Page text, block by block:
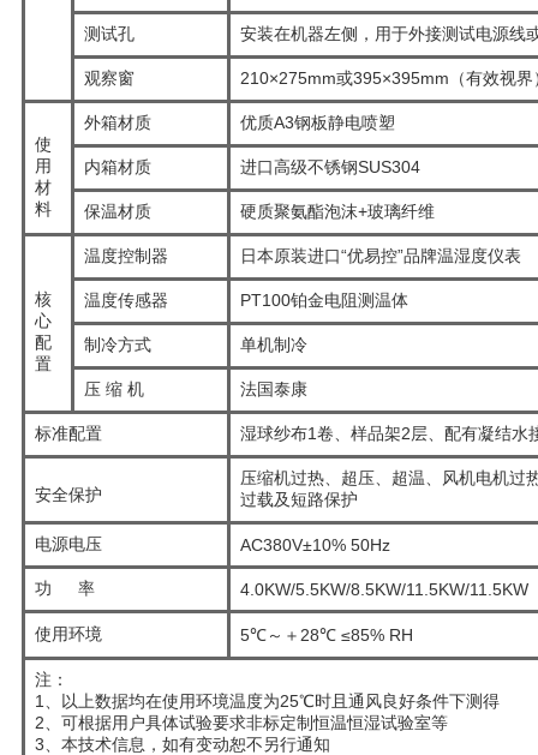
测试孔 安装在机器左侧，用于外接测试电源线
观察窗 210×275mm或395×395mm（有效视界
使
用
材
料
外箱材质 优质A3钢板静电喷塑
内箱材质 进口高级不锈钢SUS304
保温材质 硬质聚氨酯泡沫+玻璃纤维
核
心
配
置
温度控制器 日本原装进口“优易控”品牌温湿度仪表
温度传感器 PT100铂金电阻测温体
制冷方式 单机制冷
压 缩 机 法国泰康
标准配置 湿球纱布1卷、样品架2层、配有凝结水
安全保护
压缩机过热、超压、超温、风机电机过
过载及短路保护
电源电压 AC380V±10% 50Hz
功 率 4.0KW/5.5KW/8.5KW/11.5KW/11.5KW
使用环境 5℃～＋28℃ ≤85% RH
注：
1、以上数据均在使用环境温度为25℃时且通风良好条件下测得
2、可根据用户具体试验要求非标定制恒温恒湿试验室等
3、本技术信息，如有变动恕不另行通知